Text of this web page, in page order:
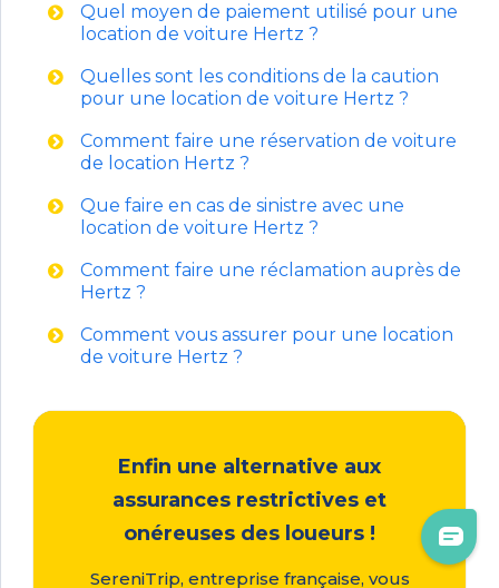
Quel moyen de paiement utilisé pour une
location de voiture Hertz ?
Quelles sont les conditions de la caution
pour une location de voiture Hertz ?
Comment faire une réservation de voiture
de location Hertz ?
Que faire en cas de sinistre avec une
location de voiture Hertz ?
Comment faire une réclamation auprès de
Hertz ?
Comment vous assurer pour une location
de voiture Hertz ?
Enfin une alternative aux
assurances restrictives et
onéreuses des loueurs !
SereniTrip, entreprise française, vous